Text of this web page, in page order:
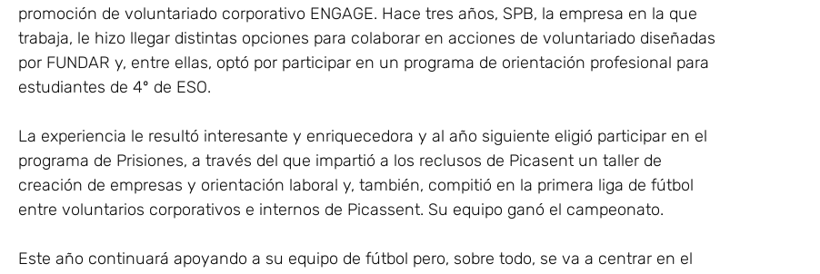
promoción de voluntariado corporativo ENGAGE. Hace tres años, SPB, la empresa en la que
trabaja, le hizo llegar distintas opciones para colaborar en acciones de voluntariado diseñadas
por FUNDAR y, entre ellas, optó por participar en un programa de orientación profesional para
estudiantes de 4º de ESO.
La experiencia le resultó interesante y enriquecedora y al año siguiente eligió participar en el
programa de Prisiones, a través del que impartió a los reclusos de Picasent un taller de
creación de empresas y orientación laboral y, también, compitió en la primera liga de fútbol
entre voluntarios corporativos e internos de Picassent. Su equipo ganó el campeonato.
Este año continuará apoyando a su equipo de fútbol pero, sobre todo, se va a centrar en el